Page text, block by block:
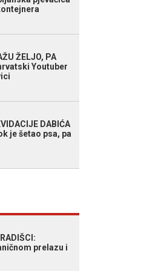
ŽELJO, PA
Youtuber
DABIĆA
je šetao psa, pa
prelazu i